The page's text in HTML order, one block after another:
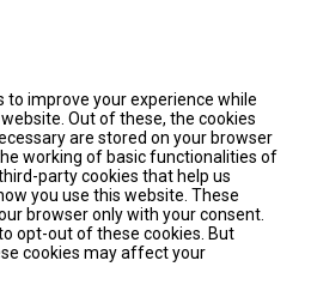
to improve your experience while
Out of these, the cookies
are stored on your browser
working of basic functionalities of
party cookies that help us
you use this website. These
browser only with your consent.
opt-out of these cookies. But
cookies may affect your